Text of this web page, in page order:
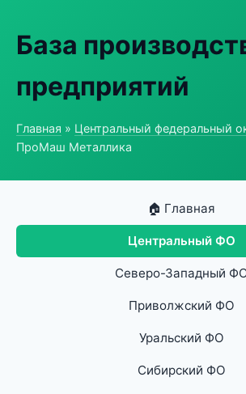
База
предприятий
Главная » Центральный федеральный
ПроМаш Металлика
🏠 Главная
Центральный ФО
Северо-Западный
Приволжский ФО
Уральский ФО
Сибирский ФО